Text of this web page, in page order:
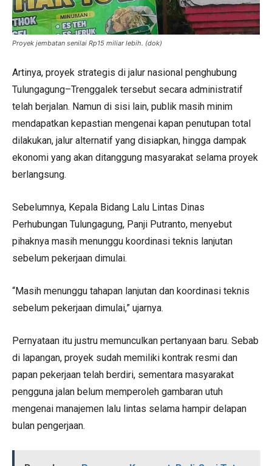
Proyek jembatan senilai Rp15 miliar lebih. (dok)
Artinya, proyek strategis di jalur nasional penghubung
Tulungagung–Trenggalek tersebut secara administratif
telah berjalan. Namun di sisi lain, publik masih minim
mendapatkan kepastian mengenai kapan penutupan total
dilakukan, jalur alternatif yang disiapkan, hingga dampak
ekonomi yang akan ditanggung masyarakat selama proyek
berlangsung.
Sebelumnya, Kepala Bidang Lalu Lintas Dinas
Perhubungan Tulungagung, Panji Putranto, menyebut
pihaknya masih menunggu koordinasi teknis lanjutan
sebelum pekerjaan dimulai.
“Masih menunggu tahapan lanjutan dan koordinasi teknis
sebelum pekerjaan dimulai,” ujarnya.
Pernyataan itu justru memunculkan pertanyaan baru. Sebab
di lapangan, proyek sudah memiliki kontrak resmi dan
papan pekerjaan telah berdiri, sementara masyarakat
pengguna jalan belum memperoleh gambaran utuh
mengenai manajemen lalu lintas selama hampir delapan
bulan pengerjaan.